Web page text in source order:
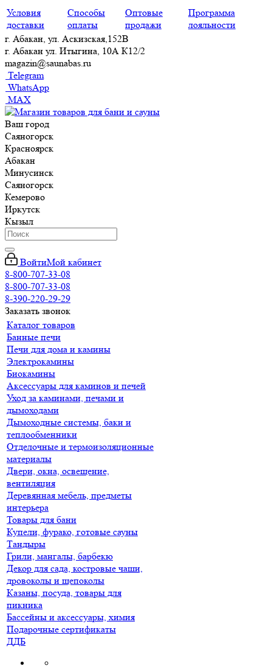
Условия
доставки
Способы
оплаты
Оптовые
продажи
Программа
лояльности
г. Абакан, ул. Аскизская,152В
г. Абакан ул. Итыгина, 10А К12/2
magazin@saunabas.ru
Telegram
WhatsApp
MAX
Ваш город
Саяногорск
Красноярск
Абакан
Минусинск
Саяногорск
Кемерово
Иркутск
Кызыл
ВойтиМой кабинет
8-800-707-33-08
8-800-707-33-08
8-390-220-29-29
Заказать звонок
Каталог товаров
Банные печи
Печи для дома и камины
Электрокамины
Биокамины
Аксессуары для каминов и печей
Уход за каминами, печами и
дымоходами
Дымоходные системы, баки и
теплообменники
Отделочные и термоизоляционные
материалы
Двери, окна, освещение,
вентиляция
Деревянная мебель, предметы
интерьера
Товары для бани
Купели, фурако, готовые сауны
Тандыры
Грили, мангалы, барбекю
Декор для сада, костровые чаши,
дровоколы и щепоколы
Казаны, посуда, товары для
пикника
Бассейны и аксессуары, химия
Подарочные сертификаты
ДДБ